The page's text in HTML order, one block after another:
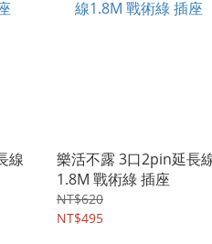
線
樂活不露 3口2pin延長
1.8M 戰術綠 插座
NT$620
NT$495